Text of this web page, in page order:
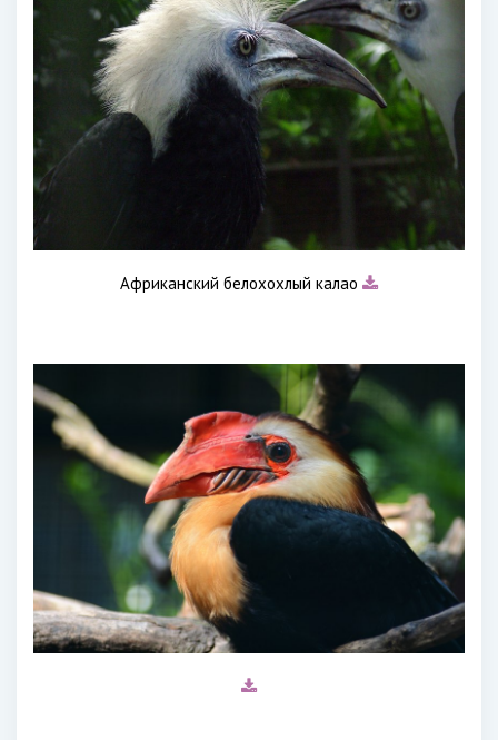
Африканский белохохлый калао